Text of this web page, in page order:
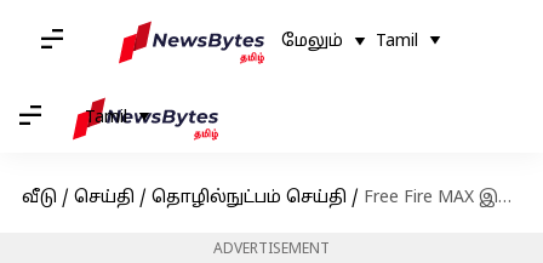
மேலும் Tamil
Tamil
வீடு / செய்தி / தொழில்நுட்பம் செய்தி / Free Fire MAX இலவச குறியீடுகள்: மே 18-க்கான குறியீடுகள் பெறுவதற்கான வழிமுறைகள்
ADVERTISEMENT